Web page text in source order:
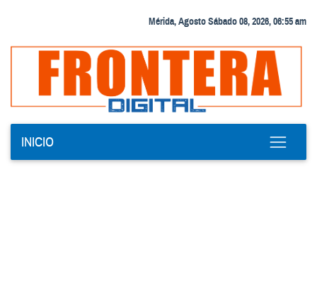
Mérida, Agosto Sábado 08, 2026, 06:55 am
INICIO